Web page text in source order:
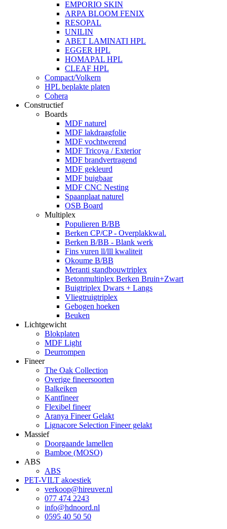
EMPORIO SKIN
ARPA BLOOM FENIX
RESOPAL
UNILIN
ABET LAMINATI HPL
EGGER HPL
HOMAPAL HPL
CLEAF HPL
Compact/Volkern
HPL beplakte platen
Cohera
Constructief
Boards
MDF naturel
MDF lakdraagfolie
MDF vochtwerend
MDF Tricoya / Exterior
MDF brandvertragend
MDF gekleurd
MDF buigbaar
MDF CNC Nesting
Spaanplaat naturel
OSB Board
Multiplex
Populieren B/BB
Berken CP/CP - Overplakkwal.
Berken B/BB - Blank werk
Fins vuren ll/lll kwaliteit
Okoume B/BB
Meranti standbouwtriplex
Betonmultiplex Berken Bruin+Zwart
Buigtriplex Dwars + Langs
Vliegtruigtriplex
Gebogen hoeken
Beuken
Lichtgewicht
Blokplaten
MDF Light
Deurrompen
Fineer
The Oak Collection
Overige fineersoorten
Balkeiken
Kantfineer
Flexibel fineer
Aranya Fineer Gelakt
Lignacore Selection Fineer gelakt
Massief
Doorgaande lamellen
Bamboe (MOSO)
ABS
ABS
PET-VILT akoestiek
verkoop@hireuver.nl
077 474 2243
info@hdnoord.nl
0595 40 50 50